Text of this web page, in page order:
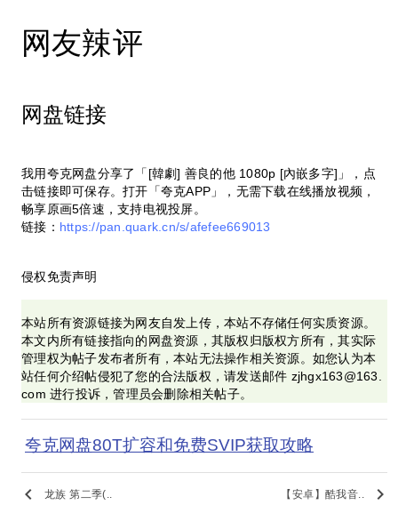
网友辣评
网盘链接
我用夸克网盘分享了「[韓劇] 善良的他 1080p [內嵌多字]」，点
击链接即可保存。打开「夸克APP」，无需下载在线播放视频，
畅享原画5倍速，支持电视投屏。
链接： https://pan.quark.cn/s/afefee669013
侵权免责声明
本站所有资源链接为网友自发上传，本站不存储任何实质资源。
本文内所有链接指向的网盘资源，其版权归版权方所有，其实际
管理权为帖子发布者所有，本站无法操作相关资源。如您认为本
站任何介绍帖侵犯了您的合法版权，请发送邮件 zjhgx163@163.
com 进行投诉，管理员会删除相关帖子。
夸克网盘80T扩容和免费SVIP获取攻略
keyboard_arrow_left 龙族 第二季(.. 【安卓】酷我音.. keyboard_arrow_right